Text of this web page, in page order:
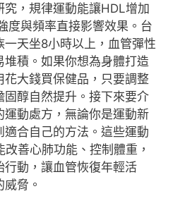
究，規律運動能讓HDL增加
度與頻率直接影響效果。台
一天坐8小時以上，血管彈性
積。如果你想為身體打造
花大錢買保健品，只要調整
醇自然提升。接下來要介
動處方，無論你是運動新
合自己的方法。這些運動
善心肺功能、控制體重，
動，讓血管恢復年輕活
脅。